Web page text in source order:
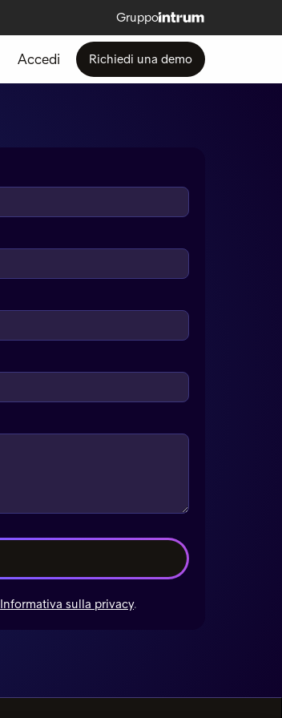
Gruppo
Accedi Richiedi una demo
Informativa sulla privacy.